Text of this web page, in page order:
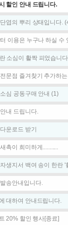
할인 안내 드립니다.
엽의 뿌리 상태입니다.
이용은 누구나 하실 수
소심이 활짝 피었습니
문점 즐겨찾기 추가하
심 공동구매 안내 (1)
내 드립니다.
운로드 받기
촉이 희미하게...........
생지서 백여 송이 한란 '
송안내입니다.
대하여 안내드립니다.
20% 할인 행사[종료]